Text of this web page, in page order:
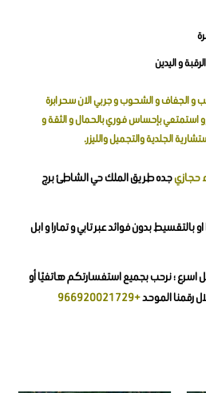
و اليدين
الجفاف و الشحوب و جربي الان سحر ابرة
استمتعي بإحساس فوري بالحمال و الثقة و
الجلدية والتجميل والليزر.
حجازيجده طريق الملك حي الشاطئ برج
بالتقسيط بدون فوائد عبر تابي و تمارا و ابل
؛ نرحب بجميع استفسارتكم هاتفيًا أو
رقمنا الموحد+966920021729